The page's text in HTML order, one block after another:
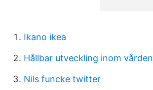
Ikano ikea
Hållbar utveckling inom vården
Nils funcke twitter